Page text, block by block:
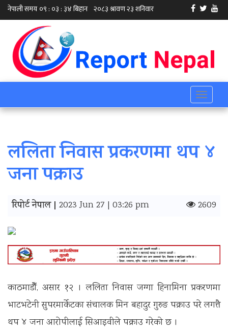
Toggle
ललिता निवास प्रकरणमा थप ४
जना पक्राउ
रिपोर्ट नेपाल | 2023 Jun 27 | 03:26 pm 2609
काठमाडौँ, असार १२ । ललिता निवास जग्गा हिनामिना प्रकरणमा
भाटभटेनी सुपरमार्केटका संचालक मिन बहादुर गुरुङ पक्राउ परे लगत्तै
थप ४ जना आरोपीलाई सिआइवीले पक्राउ गरेको छ ।